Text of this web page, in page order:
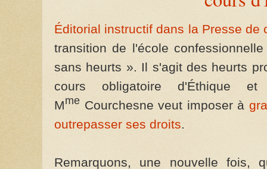
Éditorial instructif dans la Presse de
transition de l'école
sans heurts ». Il s'agit des heurts
cours obligatoire d'Éthique
Mme Courchesne veut imposer à
outrepasser ses droits.
Remarquons, une nouvelle fois,